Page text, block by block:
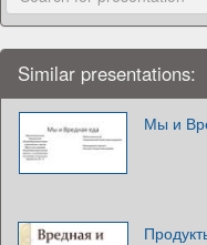
Similar presentations:
Мы и